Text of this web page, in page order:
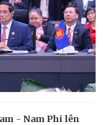
- Nam Phi lên